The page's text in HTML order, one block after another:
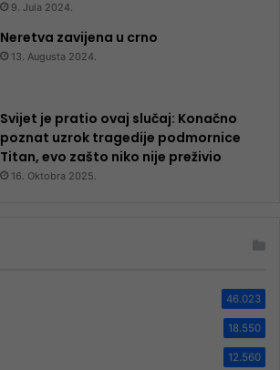
9. Jula 2024.
Neretva zavijena u crno
13. Augusta 2024.
Svijet je pratio ovaj slučaj: Konačno
poznat uzrok tragedije podmornice
Titan, evo zašto niko nije preživio
16. Oktobra 2025.
46.023
18.550
12.560